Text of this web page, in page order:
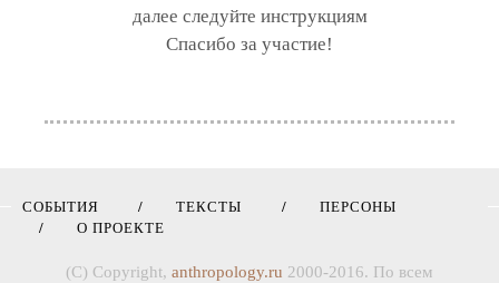
далее следуйте инструкциям
Спасибо за участие!
СОБЫТИЯ ТЕКСТЫ
ПЕРСОНЫ
О ПРОЕКТЕ
(C) Copyright, anthropology.ru 2000-2016. По всем